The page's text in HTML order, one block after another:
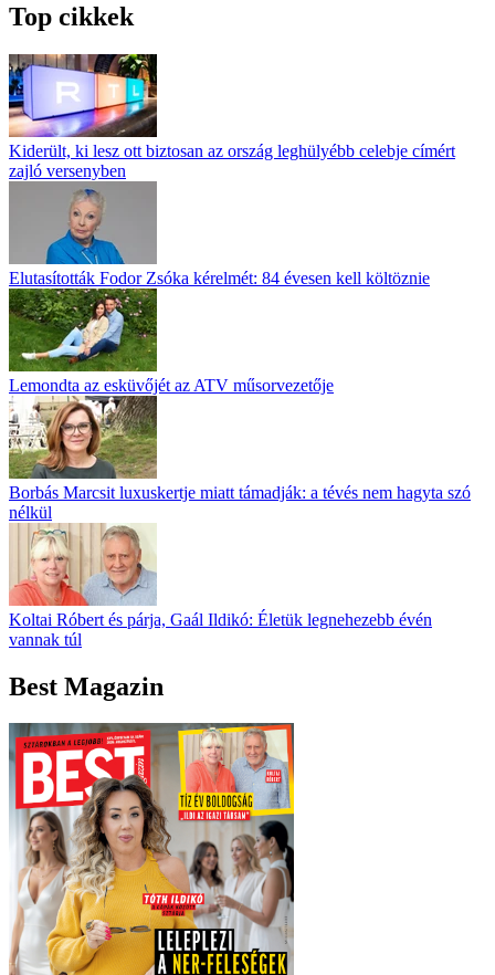
Top cikkek
Kiderült, ki lesz ott biztosan az ország leghülyébb celebje címért
zajló versenyben
Elutasították Fodor Zsóka kérelmét: 84 évesen kell költöznie
Lemondta az esküvőjét az ATV műsorvezetője
Borbás Marcsit luxuskertje miatt támadják: a tévés nem hagyta szó
nélkül
Koltai Róbert és párja, Gaál Ildikó: Életük legnehezebb évén
vannak túl
Best Magazin